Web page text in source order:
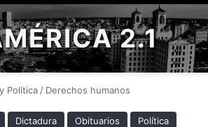
2.1
Política / Derechos humanos
Dictadura Obituarios Política